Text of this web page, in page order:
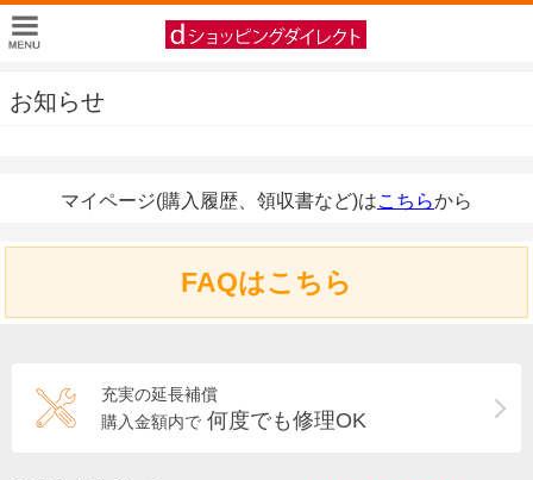
お知らせ
マイページ(購入履歴、領収書など)はこちらから
FAQはこちら
充実の延長補償
購入金額内で 何度でも修理OK